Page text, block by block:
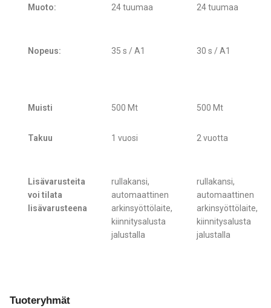
Muoto: 24 tuumaa 24 tuumaa
Nopeus: 35 s / A1 30 s / A1
Muisti 500 Mt 500 Mt
Takuu 1 vuosi 2 vuotta
Lisävarusteita
voi tilata
lisävarusteena
rullakansi,
automaattinen
arkinsyöttölaite,
kiinnitysalusta
jalustalla
rullakansi,
automaattinen
arkinsyöttölaite,
kiinnitysalusta
jalustalla
Tuoteryhmät